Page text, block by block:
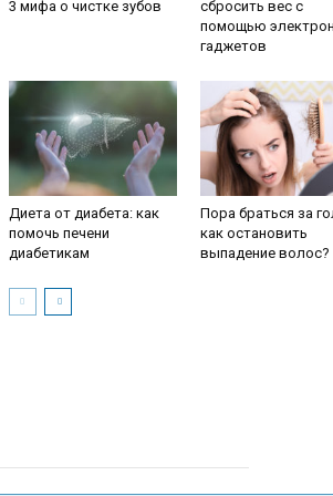
3 мифа о чистке зубов
сбросить вес с
помощью
гаджетов
Диета от диабета: как
помочь печени
диабетикам
Пора браться за
как остановить
выпадение волос?